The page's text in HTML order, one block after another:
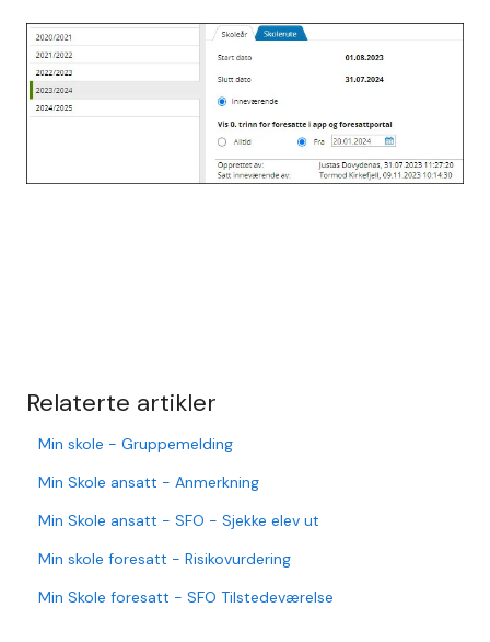
Relaterte artikler
Min skole - Gruppemelding
Min Skole ansatt - Anmerkning
Min Skole ansatt - SFO - Sjekke elev ut
Min skole foresatt - Risikovurdering
Min Skole foresatt - SFO Tilstedeværelse